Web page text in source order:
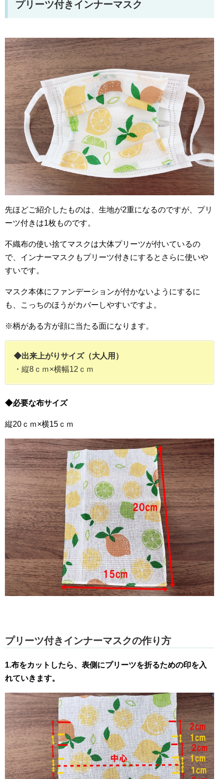
プリーツ付きインナーマスク
先ほどご紹介したものは、生地が2重になるのですが、プリ
ーツ付きは1枚ものです。
不織布の使い捨てマスクは大体プリーツが付いているの
で、インナーマスクもプリーツ付きにするとさらに使いや
すいです。
マスク本体にファンデーションが付かないようにするに
も、こっちのほうがカバーしやすいですよ。
※柄がある方が顔に当たる面になります。
◆出来上がりサイズ（大人用）
・縦8ｃｍ×横幅12ｃｍ
◆必要な布サイズ
縦20ｃｍ×横15ｃｍ
プリーツ付きインナーマスクの作り方
1.布をカットしたら、表側にプリーツを折るための印を入
れていきます。